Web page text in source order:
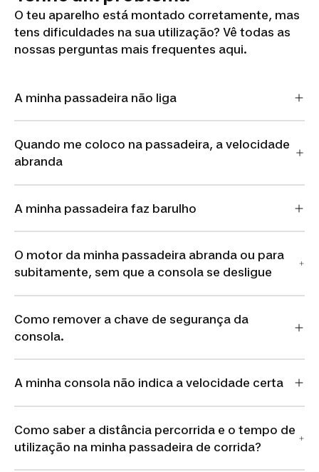
O teu aparelho está montado corretamente, mas
tens dificuldades na sua utilização? Vê todas as
nossas perguntas mais frequentes aqui.
A minha passadeira não liga
Quando me coloco na passadeira, a velocidade
abranda
A minha passadeira faz barulho
O motor da minha passadeira abranda ou para
subitamente, sem que a consola se desligue
Como remover a chave de segurança da
consola.
A minha consola não indica a velocidade certa
Como saber a distância percorrida e o tempo de
utilização na minha passadeira de corrida?